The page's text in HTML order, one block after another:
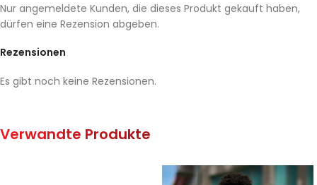
Rezensionen
Es gibt noch keine Rezensionen.
Nur angemeldete Kunden, die dieses Produkt gekauft haben,
dürfen eine Rezension abgeben.
Verwandte Produkte